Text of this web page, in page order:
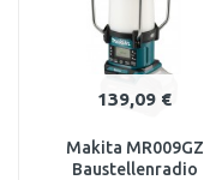
139,09 €
Makita MR009GZ
Baustellenradio